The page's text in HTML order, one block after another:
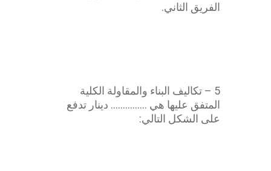
الفريق الثاني.
5 – تكاليف البناء والمقاولة الكلية
المتفق عليها هي …………… دينار تدفع
على الشكل التالي: